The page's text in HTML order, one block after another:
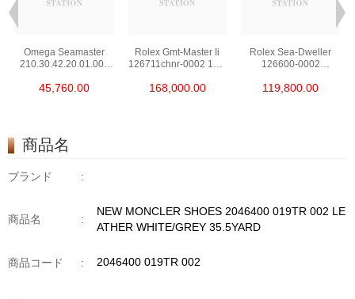
Omega Seamaster
210.30.42.20.01.002
Edition
45,760.00
Rolex Gmt-Master Ii
126711chnr-0002 18kt
168,000.00
Rolex Sea-Dweller
126600-0002
119,800.00
商品名
ブランド :
商品名 :
NEW MONCLER SHOES 2046400 019TR 002 LE
ATHER WHITE/GREY 35.5YARD
商品コード : 2046400 019TR 002